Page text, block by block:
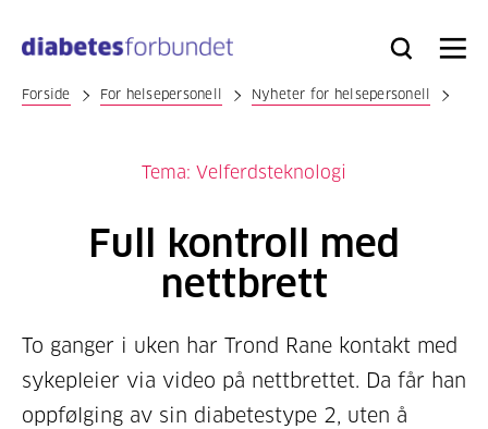
hovedinnhold
Bli
Logg
Søk Meny
Forside For helsepersonell Nyheter for helsepersonell
Tema: Velferdsteknologi
Full kontroll med
nettbrett
To ganger i uken har Trond Rane kontakt med
sykepleier via video på nettbrettet. Da får han
oppfølging av sin diabetestype 2, uten å